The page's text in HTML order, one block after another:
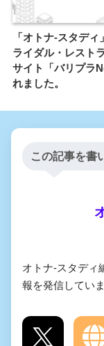
「オトナ-スタデ
ライダル・レスト
サイト「バリプラ
れました。
この記事を書
オトナ-スタディ
報を発信していま